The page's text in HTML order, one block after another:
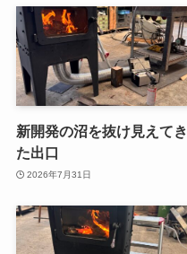
新開発の沼を抜け見えてき
た出口
2026年7月31日